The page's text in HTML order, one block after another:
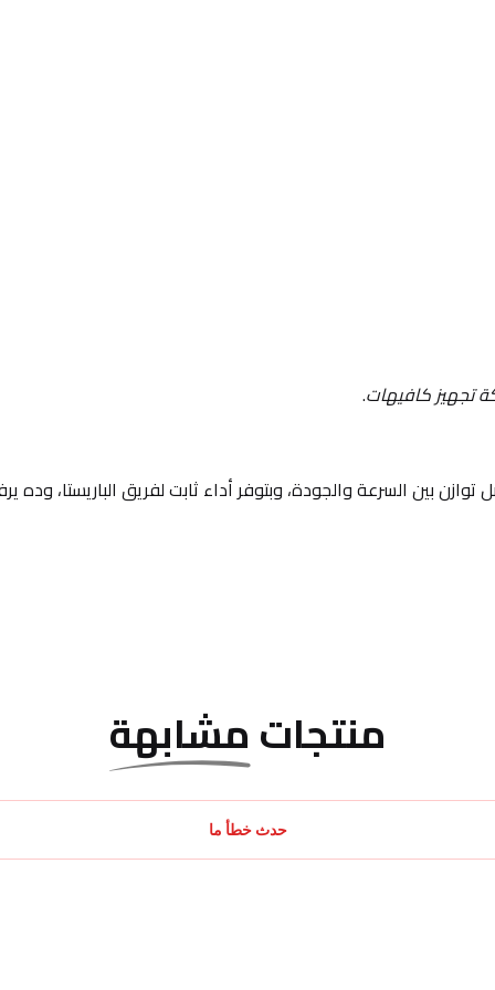
تجهيز كافيهات.
بين السرعة والجودة، وبتوفر أداء ثابت لفريق الباريستا، وده
منتجاتمشابهة
حدث خطأ ما